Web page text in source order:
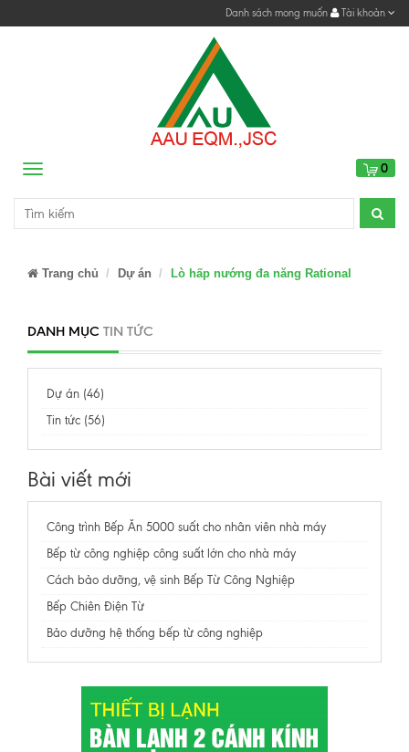
Danh sách mong muốn Tài khoản
Menu 0
Trang chủ Dự án Lò hấp nướng đa năng Rational
DANH MỤC TIN TỨC
Dự án (46)
Tin tức (56)
Bài viết mới
Công trình Bếp Ăn 5000 suất cho nhân viên nhà máy
Bếp từ công nghiệp công suất lớn cho nhà máy
Cách bảo dưỡng, vệ sinh Bếp Từ Công Nghiệp
Bếp Chiên Điện Từ
Bảo dưỡng hệ thống bếp từ công nghiệp